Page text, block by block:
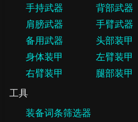
手持武器
背部武器
肩膀武器
手臂武器
备用武器
头部装甲
身体装甲
左臂装甲
右臂装甲
腿部装甲
工具
装备词条筛选器